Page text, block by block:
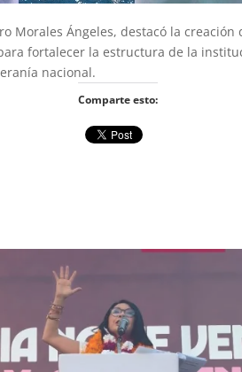
Morales Ángeles, destacó la
fortalecer la estructura de la
nacional.
Comparte esto: